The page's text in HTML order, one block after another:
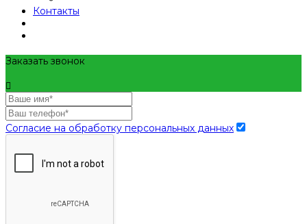
Контакты
Заказать звонок
Согласие на обработку персональных данных